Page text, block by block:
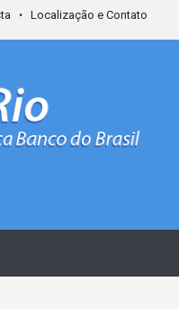
Localização e Contato